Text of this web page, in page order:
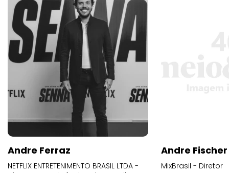
Andre Ferraz
NETFLIX ENTRETENIMENTO BRASIL LTDA -
Andre Fischer
MixBrasil - Diretor